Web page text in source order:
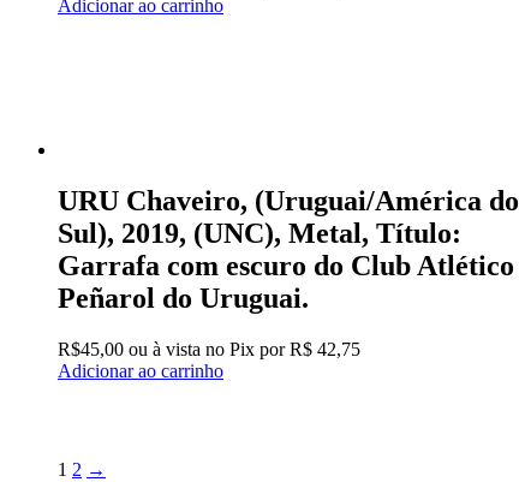
Adicionar ao carrinho
URU Chaveiro, (Uruguai/América do
Sul), 2019, (UNC), Metal, Título:
Garrafa com escuro do Club Atlético
Peñarol do Uruguai.
R$45,00 ou à vista no Pix porR$ 42,75
Adicionar ao carrinho
1 2 →